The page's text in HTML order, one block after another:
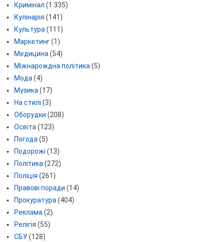
Кримінал (1 335)
Кулінарія (141)
Культура (111)
Маркетинг(1)
Медицина (54)
Міжнарождна політика (5)
Мода (4)
Музика (17)
На стилі (3)
Оборудки (208)
Освіта (123)
Погода (5)
Подорожі (13)
Політика (272)
Поліція (261)
Правові поради (14)
Прокуратура (404)
Реклама (2)
Релігія (55)
СБУ(128)